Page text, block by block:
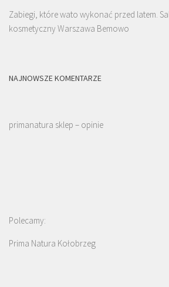
Zabiegi, które wato wykonać przed latem.
kosmetyczny Warszawa Bemowo
NAJNOWSZE KOMENTARZE
primanatura sklep – opinie
Polecamy:
Prima Natura Kołobrzeg